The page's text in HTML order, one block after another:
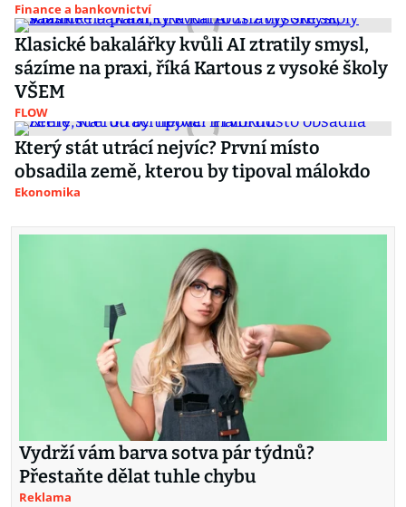
Finance a bankovnictví
Klasické bakalářky kvůli AI ztratily smysl,
sázíme na praxi, říká Kartous z vysoké školy
VŠEM
FLOW
Který stát utrácí nejvíc? První místo
obsadila země, kterou by tipoval málokdo
Ekonomika
Vydrží vám barva sotva pár týdnů?
Přestaňte dělat tuhle chybu
Reklama